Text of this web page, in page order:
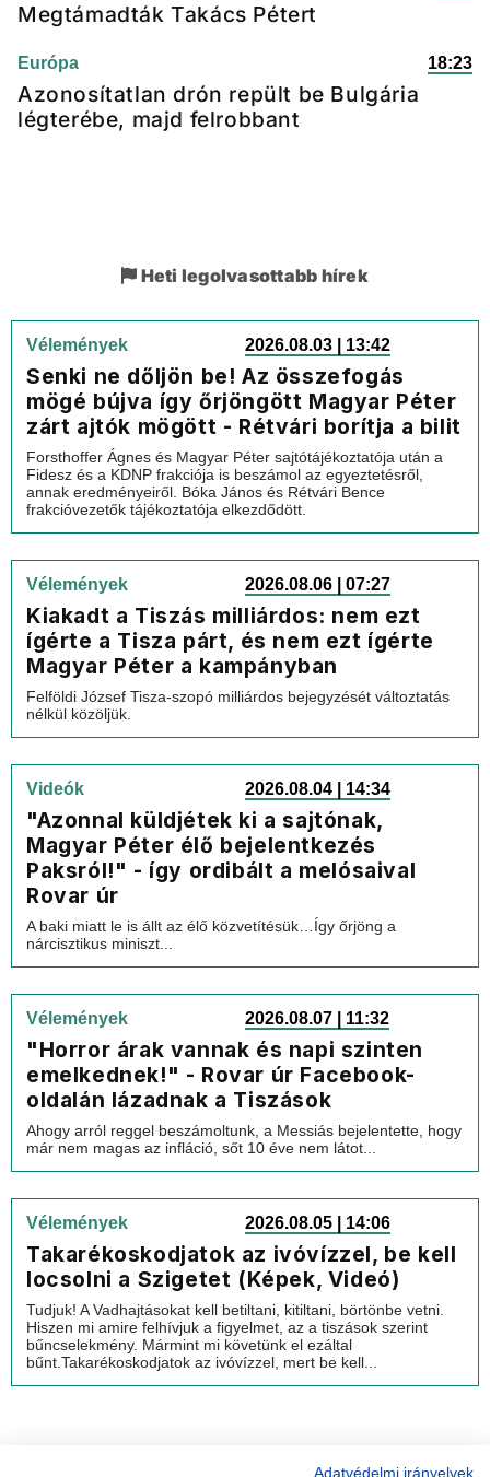
Megtámadták Takács Pétert
Európa 18:23
Azonosítatlan drón repült be Bulgária
légterébe, majd felrobbant
Heti legolvasottabb hírek
Vélemények 2026.08.03 | 13:42
Senki ne dőljön be! Az összefogás
mögé bújva így őrjöngött Magyar Péter
zárt ajtók mögött - Rétvári borítja a bilit
Forsthoffer Ágnes és Magyar Péter sajtótájékoztatója után a
Fidesz és a KDNP frakciója is beszámol az egyeztetésről,
annak eredményeiről. Bóka János és Rétvári Bence
frakcióvezetők tájékoztatója elkezdődött.
Vélemények 2026.08.06 | 07:27
Kiakadt a Tiszás milliárdos: nem ezt
ígérte a Tisza párt, és nem ezt ígérte
Magyar Péter a kampányban
Felföldi József Tisza-szopó milliárdos bejegyzését változtatás
nélkül közöljük.
Videók 2026.08.04 | 14:34
"Azonnal küldjétek ki a sajtónak,
Magyar Péter élő bejelentkezés
Paksról!" - így ordibált a melósaival
Rovar úr
A baki miatt le is állt az élő közvetítésük…Így őrjöng a
nárcisztikus miniszt...
Vélemények 2026.08.07 | 11:32
"Horror árak vannak és napi szinten
emelkednek!" - Rovar úr Facebook-
oldalán lázadnak a Tiszások
Ahogy arról reggel beszámoltunk, a Messiás bejelentette, hogy
már nem magas az infláció, sőt 10 éve nem látot...
Vélemények 2026.08.05 | 14:06
Takarékoskodjatok az ivóvízzel, be kell
locsolni a Szigetet (Képek, Videó)
Tudjuk! A Vadhajtásokat kell betiltani, kitiltani, börtönbe vetni.
Hiszen mi amire felhívjuk a figyelmet, az a tiszások szerint
bűncselekmény. Mármint mi követünk el ezáltal
bűnt.Takarékoskodjatok az ivóvízzel, mert be kell...
Adatvédelmi irányelvek